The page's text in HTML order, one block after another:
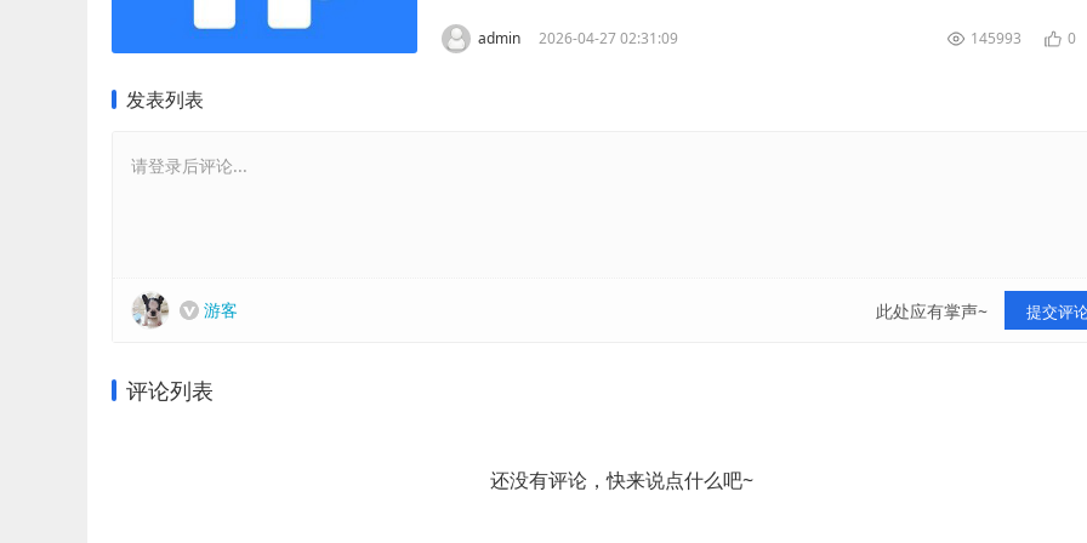
admin 2026-04-27 02:31:09 145993 0
发表列表
请登录后评论...
游客 此处应有掌声~ 提交评
评论列表
还没有评论，快来说点什么吧~